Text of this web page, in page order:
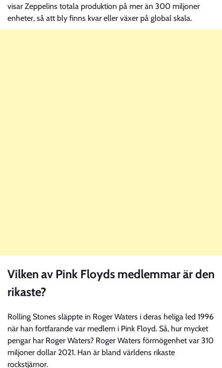
visar Zeppelins totala produktion på mer än 300 miljoner
enheter, så att bly finns kvar eller växer på global skala.
Vilken av Pink Floyds medlemmar är den
rikaste?
Rolling Stones släppte in Roger Waters i deras heliga led 1996
när han fortfarande var medlem i Pink Floyd. Så, hur mycket
pengar har Roger Waters? Roger Waters förmögenhet var 310
miljoner dollar 2021. Han är bland världens rikaste
rockstjärnor.